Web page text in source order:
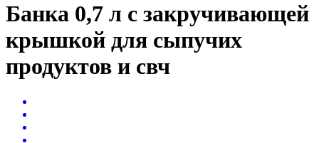
Банка 0,7 л с закручивающей
крышкой для сыпучих
продуктов и свч